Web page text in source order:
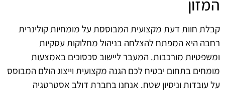
המזון
קבלת חוות דעת מקצועית המבוססת על מומחיות קולינרית
רחבה היא המפתח להצלחה בניהול מחלוקות עסקיות
ומשפטיות מורכבות. המעבר ליישוב סכסוכים באמצעות
מומחים בתחום יבטיח לכם הגנה מקצועית וייצוג הולם המבוסס
על עובדות וניסיון שטח. אנחנו בחברת דולב אסטרטגיה